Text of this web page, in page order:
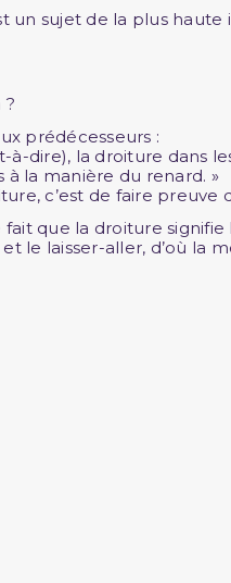
un sujet de la plus
?
prédécesseurs :
à-dire), la droiture dans
à la manière du renard. »
c’est de faire
que la droiture
le laisser-aller, d’où